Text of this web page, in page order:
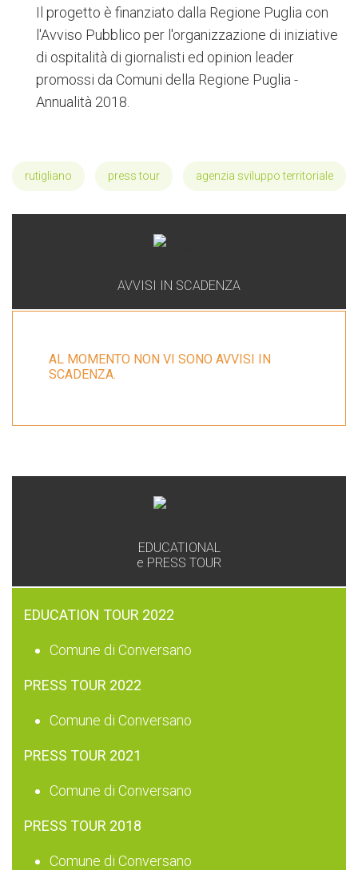
Il progetto è finanziato dalla Regione Puglia con
l'Avviso Pubblico per l'organizzazione di iniziative
di ospitalità di giornalisti ed opinion leader
promossi da Comuni della Regione Puglia -
Annualità 2018.
rutigliano press tour agenzia sviluppo territoriale
AVVISI IN SCADENZA
AL MOMENTO NON VI SONO AVVISI IN
SCADENZA.
EDUCATIONAL
e PRESS TOUR
EDUCATION TOUR 2022
Comune di Conversano
PRESS TOUR 2022
Comune di Conversano
PRESS TOUR 2021
Comune di Conversano
PRESS TOUR 2018
Comune di Conversano